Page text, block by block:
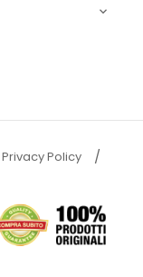

Privacy Policy